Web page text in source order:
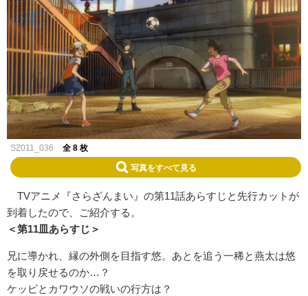
SZ011_036 全 8 枚
写真をすべて見る
TVアニメ『さらざんまい』の第11話あらすじと先行カットが
到着したので、ご紹介する。
＜第11皿あらすじ＞
兄に導かれ、縁の外側を目指す悠。 あとを追う一稀と燕太は悠
を取り戻せるのか…？
ケッピとカワウソの戦いの行方は？